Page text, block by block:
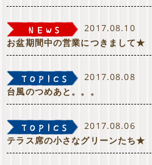
2017.08.10
お盆期間中の営業につきまして★
2017.08.08
台風のつめあと。。。
2017.08.06
テラス席の小さなグリーンたち★